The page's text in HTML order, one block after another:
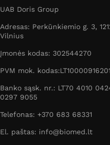
UAB Doris Group
Adresas: Perkūnkiemio g. 3,
Vilnius
Įmonės kodas: 302544270
PVM mok.
Banko sąsk. nr.: LT70 4010
0297 9055
Telefonas: +370 683 68331
El. paštas: info@biomed.lt